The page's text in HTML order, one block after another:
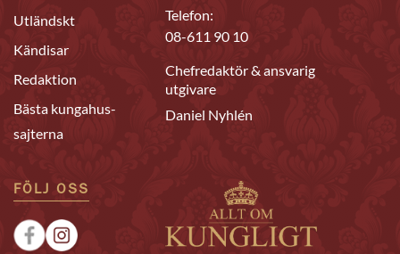
Utländskt
Kändisar
Redaktion
Bästa kungahus-
sajterna
Telefon:
08-611 90 10
Chefredaktör & ansvarig
utgivare
Daniel Nyhlén
FÖLJ OSS